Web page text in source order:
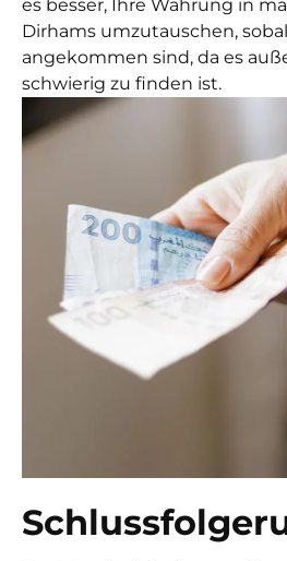
es besser, Ihre Währung in
Dirhams umzutauschen,
angekommen sind, da es
schwierig zu finden ist.